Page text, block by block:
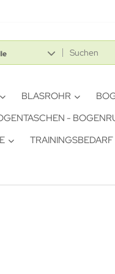
BLASROHR
-